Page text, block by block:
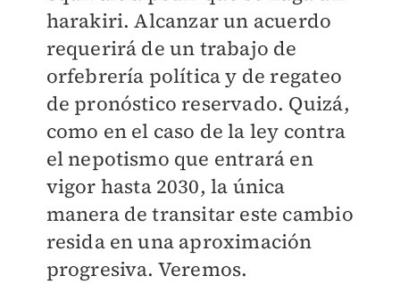
harakiri. Alcanzar un acuerdo
requerirá de un trabajo de
orfebrería política y de regateo
de pronóstico reservado. Quizá,
como en el caso de la ley contra
el nepotismo que entrará en
vigor hasta 2030, la única
manera de transitar este cambio
resida en una aproximación
progresiva. Veremos.